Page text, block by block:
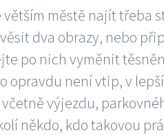
větším městě najít třeba
dva obrazy, nebo
po nich vyměnit
opravdu není vtip, v
výjezdu,
někdo, kdo takovou